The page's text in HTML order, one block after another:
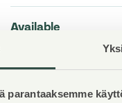
parantaaksemme
Available
Condition